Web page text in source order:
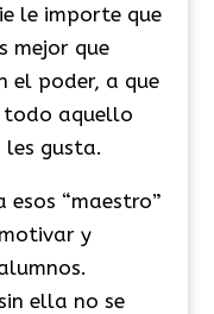
le importe que
mejor que
el poder, a que
todo aquello
les gusta.
esos “maestro”
y
ella no se